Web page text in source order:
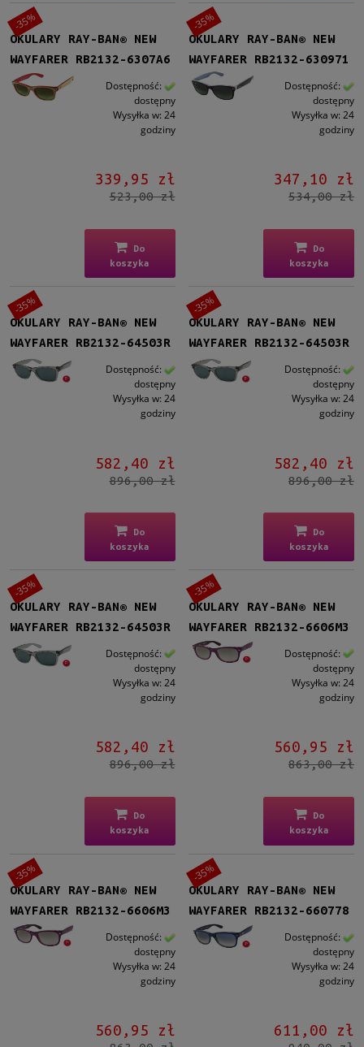
Rozmiar
Polaryzacja
(62)
(62)
od
do
Filtruj
OKULARY RAY-BAN® NEW
WAYFARER RB2132-6307A6
Dostępność:
dostępny
Wysyłka w: 24
godziny
339,95 zł
523,00 zł
Do
koszyka
-35%
OKULARY RAY-BAN® NEW
WAYFARER RB2132-630971
Dostępność:
dostępny
Wysyłka w: 24
godziny
347,10 zł
534,00 zł
Do
koszyka
-35%
OKULARY RAY-BAN® NEW
WAYFARER RB2132-64503R
Dostępność:
dostępny
Wysyłka w: 24
godziny
582,40 zł
896,00 zł
Do
koszyka
-35%
OKULARY RAY-BAN® NEW
WAYFARER RB2132-64503R
Dostępność:
dostępny
Wysyłka w: 24
godziny
582,40 zł
896,00 zł
Do
koszyka
-35%
OKULARY RAY-BAN® NEW
WAYFARER RB2132-64503R
Dostępność:
dostępny
Wysyłka w: 24
godziny
582,40 zł
896,00 zł
Do
koszyka
-35%
OKULARY RAY-BAN® NEW
WAYFARER RB2132-6606M3
Dostępność:
dostępny
Wysyłka w: 24
godziny
560,95 zł
863,00 zł
Do
koszyka
-35%
OKULARY RAY-BAN® NEW
WAYFARER RB2132-6606M3
Dostępność:
dostępny
Wysyłka w: 24
godziny
560,95 zł
-35%
OKULARY RAY-BAN® NEW
WAYFARER RB2132-660778
Dostępność:
dostępny
Wysyłka w: 24
godziny
611,00 zł
-35%